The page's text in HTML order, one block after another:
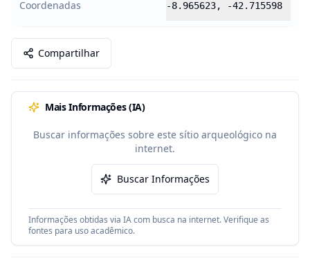
Coordenadas -8.965623, -42.715598
Compartilhar
Mais Informações (IA)
Buscar informações sobre este sítio arqueológico na
internet.
Buscar Informações
Informações obtidas via IA com busca na internet. Verifique as
fontes para uso acadêmico.